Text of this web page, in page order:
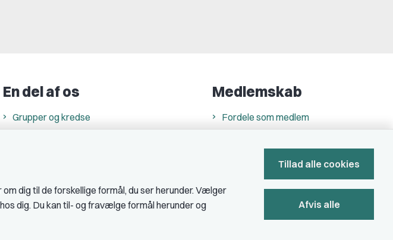
En del af os
Grupper og kredse
Medlemskab
Fordele som medlem
Bliv medlem
dig til de forskellige formål, du ser herunder. Vælger
dig. Du kan til- og fravælge formål herunder og
Tillad alle cookies
Afvis alle